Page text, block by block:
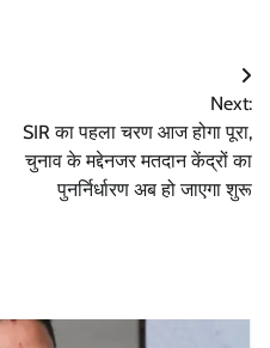
Next:
SIR का पहला चरण आज होगा पूरा,
चुनाव के मद्देनजर मतदान केंद्रों का
पुनर्निर्धारण अब हो जाएगा शुरू